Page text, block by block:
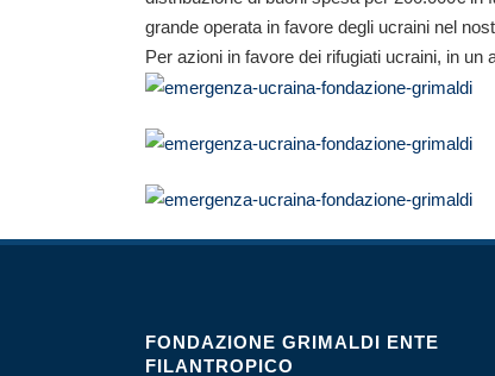
grande operata in favore degli ucraini nel
Per azioni in favore dei rifugiati ucraini, in
FONDAZIONE GRIMALDI ENTE
FILANTROPICO